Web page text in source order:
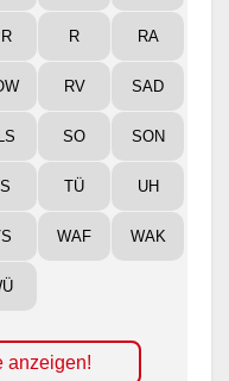
R RA
RV SAD
SO SON
TÜ UH
WAF WAK
anzeigen!